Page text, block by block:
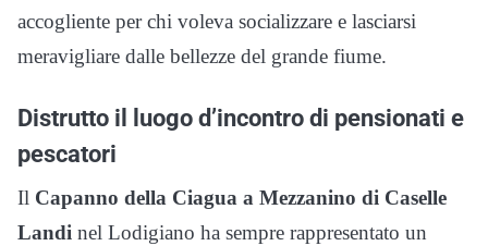
accogliente per chi voleva socializzare e lasciarsi
meravigliare dalle bellezze del grande fiume.
Distrutto il luogo d’incontro di pensionati e
pescatori
Il Capanno della Ciagua a Mezzanino di Caselle
Landi nel Lodigiano ha sempre rappresentato un